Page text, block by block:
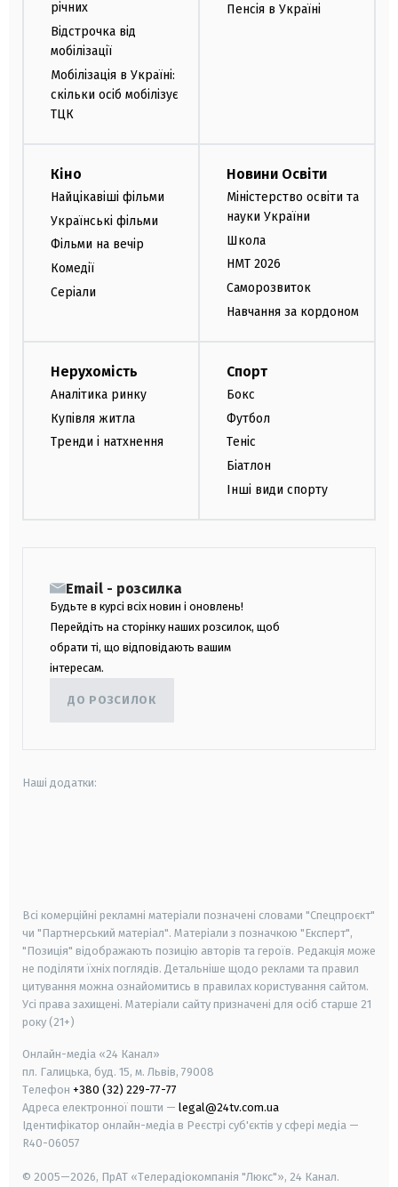
річних
Відстрочка від
мобілізації
Мобілізація в Україні:
скільки осіб мобілізує
ТЦК
Пенсія в Україні
Кіно
Найцікавіші фільми
Українські фільми
Фільми на вечір
Комедії
Серіали
Новини Освіти
Міністерство освіти та
науки України
Школа
НМТ 2026
Саморозвиток
Навчання за кордоном
Нерухомість
Аналітика ринку
Купівля житла
Тренди і натхнення
Спорт
Бокс
Футбол
Теніс
Біатлон
Інші види спорту
Email - розсилка
Будьте в курсі всіх новин і оновлень!
Перейдіть на сторінку наших розсилок, щоб
обрати ті, що відповідають вашим
інтересам.
ДО РОЗСИЛОК
Наші додатки:
Всі комерційні рекламні матеріали позначені словами "Спецпроєкт"
чи "Партнерський матеріал". Матеріали з позначкою "Експерт",
"Позиція" відображають позицію авторів та героїв. Редакція може
не поділяти їхніх поглядів. Детальніше щодо реклами та правил
цитування можна ознайомитись в правилах користування сайтом.
Усі права захищені. Матеріали сайту призначені для осіб старше 21
року (21+)
Онлайн-медіа «24 Канал»
пл. Галицька, буд. 15, м. Львів, 79008
Телефон +380 (32) 229-77-77
Адреса електронної пошти — legal@24tv.com.ua
Ідентифікатор онлайн-медіа в Реєстрі суб'єктів у сфері медіа —
R40-06057
© 2005—2026, ПрАТ «Телерадіокомпанія "Люкс"», 24 Канал.